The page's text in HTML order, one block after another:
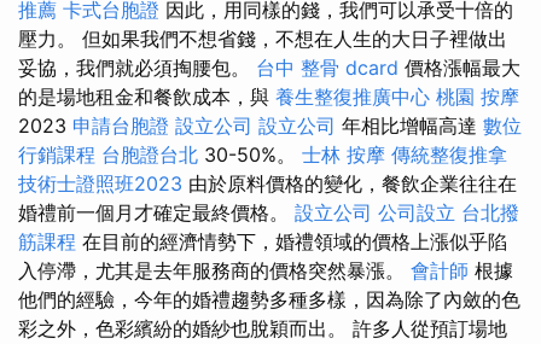
推薦 卡式台胞證 因此，用同樣的錢，我們可以承受十倍的
壓力。 但如果我們不想省錢，不想在人生的大日子裡做出
妥協，我們就必須掏腰包。 台中 整骨 dcard 價格漲幅最大
的是場地租金和餐飲成本，與 養生整復推廣中心 桃園 按摩
2023 申請台胞證 設立公司 設立公司 年相比增幅高達 數位
行銷課程 台胞證台北 30-50%。 士林 按摩 傳統整復推拿
技術士證照班2023 由於原料價格的變化，餐飲企業往往在
婚禮前一個月才確定最終價格。 設立公司 公司設立 台北撥
筋課程 在目前的經濟情勢下，婚禮領域的價格上漲似乎陷
入停滯，尤其是去年服務商的價格突然暴漲。 會計師 根據
他們的經驗，今年的婚禮趨勢多種多樣，因為除了內斂的色
彩之外，色彩繽紛的婚紗也脫穎而出。 許多人從預訂場地